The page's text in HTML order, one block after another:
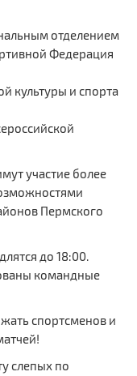
развития
отделением
Федерация
культуры и спорта
участие более
Пермского
до 18:00.
командные
спортсменов и
слепых по